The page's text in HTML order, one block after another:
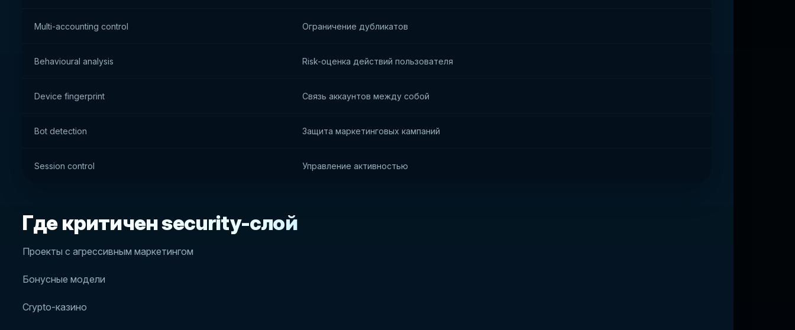
Multi-accounting control Ограничение дубликатов
Behavioural analysis Risk-оценка действий пользователя
Device fingerprint Связь аккаунтов между собой
Bot detection Защита маркетинговых кампаний
Session control Управление активностью
Где критичен security-слой
Проекты с агрессивным маркетингом
Бонусные модели
Crypto-казино